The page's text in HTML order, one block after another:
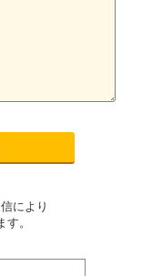
により
。